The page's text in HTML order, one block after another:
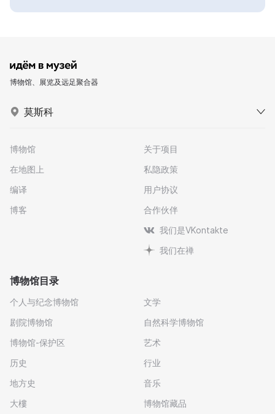
博物馆、展览及远足聚合器
莫斯科
博物馆
在地图上
编译
博客
关于项目
私隐政策
用户协议
合作伙伴
我们是VKontakte
我们在禅
博物馆目录
个人与纪念博物馆
剧院博物馆
博物馆-保护区
历史
地方史
大樓
文学
自然科学博物馆
艺术
行业
音乐
博物馆藏品